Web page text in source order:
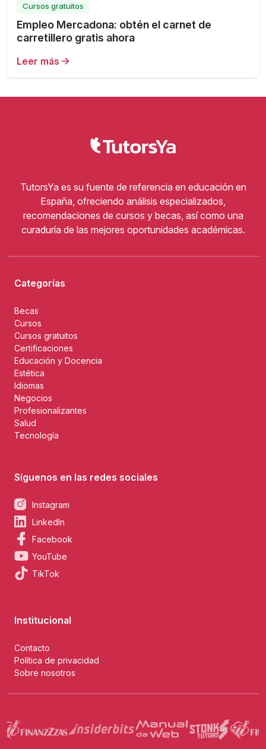
Cursos gratuitos
Empleo Mercadona: obtén el carnet de
carretillero gratis ahora
Leer más
TutorsYa es su fuente de referencia en educación en
España, ofreciendo análisis especializados,
recomendaciones de cursos y becas, así como una
curaduría de las mejores oportunidades académicas.
Categorías
Becas
Cursos
Cursos gratuitos
Certificaciones
Educación y Docencia
Estética
Idiomas
Negocios
Profesionalizantes
Salud
Tecnología
Síguenos en las redes sociales
Instagram
LinkedIn
Facebook
YouTube
TikTok
Institucional
Contacto
Política de privacidad
Sobre nosotros